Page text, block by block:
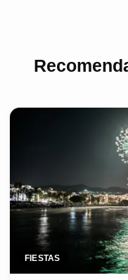
FIESTAS